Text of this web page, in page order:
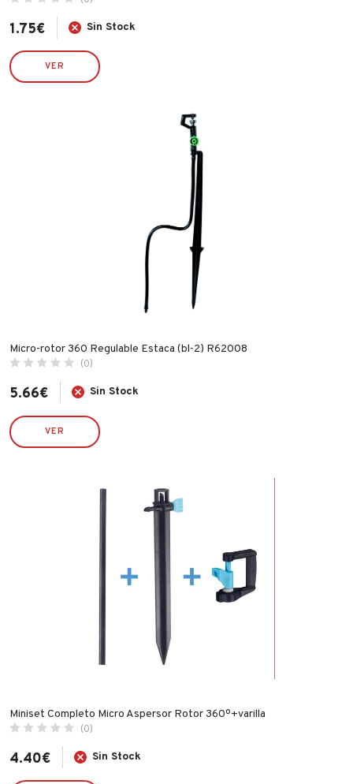
1.75€ Sin Stock
VER
Micro-rotor 360 Regulable Estaca (bl-2) R62008
(0)
5.66€ Sin Stock
VER
Miniset Completo Micro Aspersor Rotor 360º+varilla
(0)
4.40€ Sin Stock